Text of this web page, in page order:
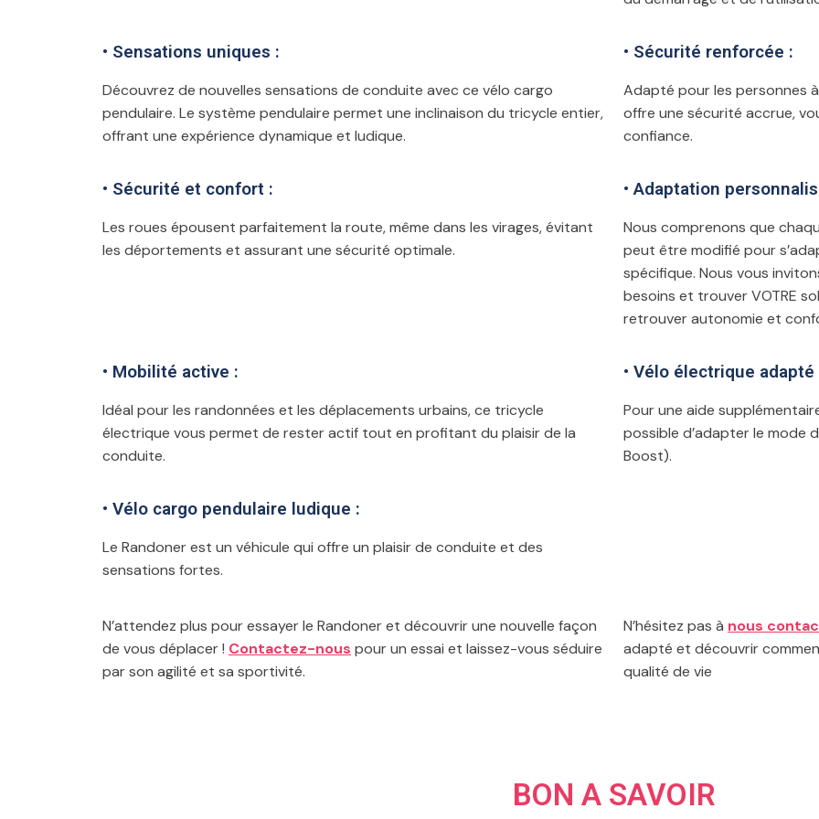
• Sensations uniques :
Découvrez de nouvelles sensations de conduite avec ce vélo cargo
pendulaire. Le système pendulaire permet une inclinaison du tricycle entier,
offrant une expérience dynamique et ludique.
• Sécurité renforcée :
Adapté pour les personnes
offre une sécurité accrue,
confiance.
• Sécurité et confort :
Les roues épousent parfaitement la route, même dans les virages, évitant
les déportements et assurant une sécurité optimale.
• Adaptation
Nous comprenons que
peut être modifié pour
spécifique. Nous vous
besoins et trouver VOTRE
retrouver autonomie et
• Mobilité active :
Idéal pour les randonnées et les déplacements urbains, ce tricycle
électrique vous permet de rester actif tout en profitant du plaisir de la
conduite.
• Vélo électrique adapté
Pour une aide
possible d’adapter le mode
Boost).
• Vélo cargo pendulaire ludique :
Le Randoner est un véhicule qui offre un plaisir de conduite et des
sensations fortes.
N’attendez plus pour essayer le Randoner et découvrir une nouvelle façon
de vous déplacer ! Contactez-nous pour un essai et laissez-vous séduire
par son agilité et sa sportivité.
N’hésitez pas à nous
adapté et découvrir
qualité de vie
BON A SAVOIR